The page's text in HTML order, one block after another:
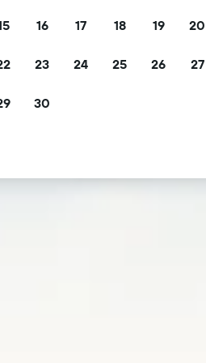
Millones de opiniones
Mira las puntuaciones basadas en
huéspedes reales.
16 17 18 19 20
23 24 25 26 27
30